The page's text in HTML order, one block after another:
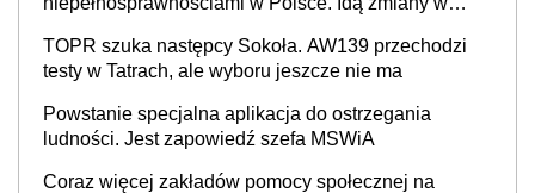
TOPR szuka następcy Sokoła. AW139 przechodzi
testy w Tatrach, ale wyboru jeszcze nie ma
Powstanie specjalna aplikacja do ostrzegania
ludności. Jest zapowiedź szefa MSWiA
Coraz więcej zakładów pomocy społecznej na